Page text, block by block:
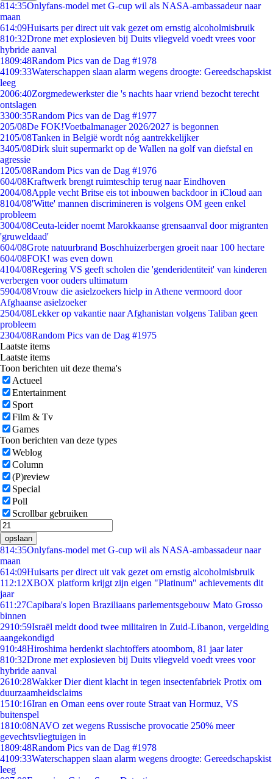
814:35Onlyfans-model met G-cup wil als NASA-ambassadeur naar
maan
614:09Huisarts per direct uit vak gezet om ernstig alcoholmisbruik
810:32Drone met explosieven bij Duits vliegveld voedt vrees voor
hybride aanval
1809:48Random Pics van de Dag #1978
4109:33Waterschappen slaan alarm wegens droogte: Gereedschapskist
leeg
2006:40Zorgmedewerkster die 's nachts haar vriend bezocht terecht
ontslagen
3300:35Random Pics van de Dag #1977
205/08De FOK!Voetbalmanager 2026/2027 is begonnen
2105/08Tanken in België wordt nóg aantrekkelijker
3405/08Dirk sluit supermarkt op de Wallen na golf van diefstal en
agressie
1205/08Random Pics van de Dag #1976
604/08Kraftwerk brengt ruimteschip terug naar Eindhoven
2004/08Apple vecht Britse eis tot inbouwen backdoor in iCloud aan
8104/08'Witte' mannen discrimineren is volgens OM geen enkel
probleem
3004/08Ceuta-leider noemt Marokkaanse grensaanval door migranten
'gruweldaad'
604/08Grote natuurbrand Boschhuizerbergen groeit naar 100 hectare
604/08FOK! was even down
4104/08Regering VS geeft scholen die 'genderidentiteit' van kinderen
verbergen voor ouders ultimatum
5904/08Vrouw die asielzoekers hielp in Athene vermoord door
Afghaanse asielzoeker
2504/08Lekker op vakantie naar Afghanistan volgens Taliban geen
probleem
2304/08Random Pics van de Dag #1975
Laatste items
Laatste items
Toon berichten uit deze thema's
Actueel
Entertainment
Sport
Film & Tv
Games
Toon berichten van deze types
Weblog
Column
(P)review
Special
Poll
Scrollbar gebruiken
opslaan
814:35Onlyfans-model met G-cup wil als NASA-ambassadeur naar
maan
614:09Huisarts per direct uit vak gezet om ernstig alcoholmisbruik
112:12XBOX platform krijgt zijn eigen "Platinum" achievements dit
jaar
611:27Capibara's lopen Braziliaans parlementsgebouw Mato Grosso
binnen
2910:59Israël meldt dood twee militairen in Zuid-Libanon, vergelding
aangekondigd
910:48Hiroshima herdenkt slachtoffers atoombom, 81 jaar later
810:32Drone met explosieven bij Duits vliegveld voedt vrees voor
hybride aanval
2610:28Wakker Dier dient klacht in tegen insectenfabriek Protix om
duurzaamheidsclaims
1510:16Iran en Oman eens over route Straat van Hormuz, VS
buitenspel
1810:08NAVO zet wegens Russische provocatie 250% meer
gevechtsvliegtuigen in
1809:48Random Pics van de Dag #1978
4109:33Waterschappen slaan alarm wegens droogte: Gereedschapskist
leeg